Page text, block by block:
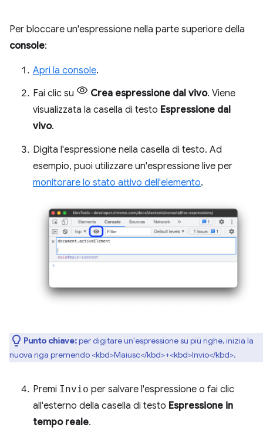
Per bloccare un'espressione nella parte superiore della
console:
Apri la console.
Fai clic su
Crea espressione dal vivo. Viene
visualizzata la casella di testo Espressione dal
vivo.
Digita l'espressione nella casella di testo. Ad
esempio, puoi utilizzare un'espressione live per
monitorare lo stato attivo dell'elemento.
Punto chiave:per digitare un'espressione su più righe, inizia la
nuova riga premendo <kbd>Maiusc</kbd>+<kbd>Invio</kbd>.
Premi Invio per salvare l'espressione o fai clic
all'esterno della casella di testo Espressione in
tempo reale.